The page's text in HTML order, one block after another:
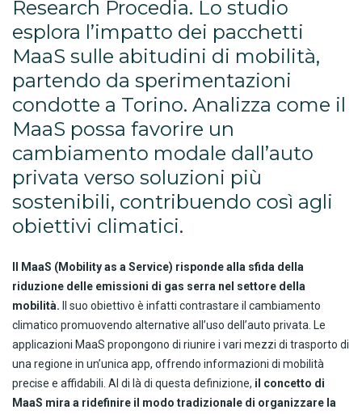
Research Procedia. Lo studio
esplora l’impatto dei pacchetti
MaaS sulle abitudini di mobilità,
partendo da sperimentazioni
condotte a Torino. Analizza come il
MaaS possa favorire un
cambiamento modale dall’auto
privata verso soluzioni più
sostenibili, contribuendo così agli
obiettivi climatici.
Il MaaS (Mobility as a Service) risponde alla sfida della
riduzione delle emissioni di gas serra nel settore della
mobilità. Il suo obiettivo è infatti contrastare il cambiamento
climatico promuovendo alternative all’uso dell’auto privata. Le
applicazioni MaaS propongono di riunire i vari mezzi di trasporto di
una regione in un’unica app, offrendo informazioni di mobilità
precise e affidabili. Al di là di questa definizione, il concetto di
MaaS mira a ridefinire il modo tradizionale di organizzare la